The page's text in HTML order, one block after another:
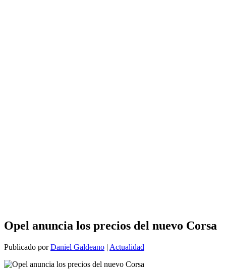
Opel anuncia los precios del nuevo Corsa
Publicado porDaniel Galdeano | Actualidad